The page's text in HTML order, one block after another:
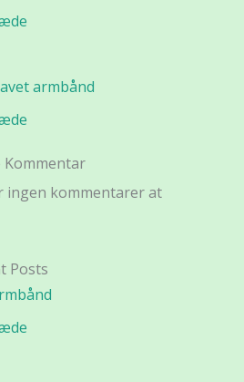
armbånd
Kommentar
ingen kommentarer at
Posts